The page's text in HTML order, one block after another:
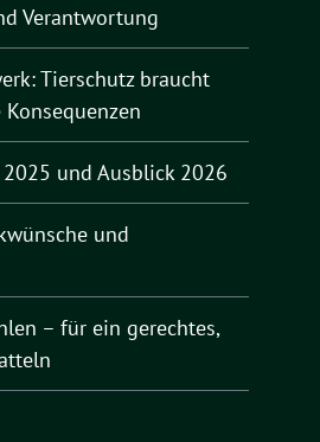
Verantwortung
Tierschutz braucht
und Ausblick 2026
und
– für ein gerechtes,